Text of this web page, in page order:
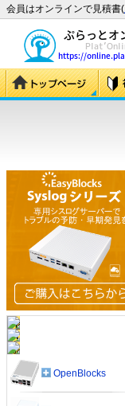
会員はオンラインで見積書(
OpenBlocks